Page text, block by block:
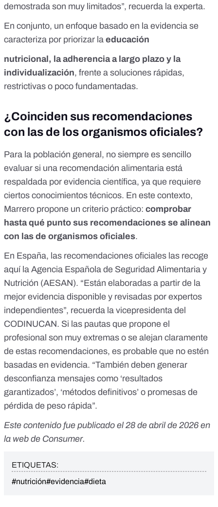
demostrada son muy limitados”, recuerda la experta.
En conjunto, un enfoque basado en la evidencia se
caracteriza por priorizar la educación
nutricional, la adherencia a largo plazo y la
individualización, frente a soluciones rápidas,
restrictivas o poco fundamentadas.
¿Coinciden sus recomendaciones
con las de los organismos oficiales?
Para la población general, no siempre es sencillo
evaluar si una recomendación alimentaria está
respaldada por evidencia científica, ya que requiere
ciertos conocimientos técnicos. En este contexto,
Marrero propone un criterio práctico: comprobar
hasta qué punto sus recomendaciones se alinean
con las de organismos oficiales.
En España, las recomendaciones oficiales las recoge
aquíla Agencia Española de Seguridad Alimentaria y
Nutrición (AESAN). “Están elaboradas a partir de la
mejor evidencia disponible y revisadas por expertos
independientes”, recuerda la vicepresidenta del
CODINUCAN. Si las pautas que propone el
profesional son muy extremas o se alejan claramente
de estas recomendaciones, es probable que no estén
basadas en evidencia. “También deben generar
desconfianza mensajes como ‘resultados
garantizados’, ‘métodos definitivos’ o promesas de
pérdida de peso rápida”.
Este contenido fue publicado el 28 de abril de 2026 en
la web de Consumer.
ETIQUETAS:
#nutrición#evidencia#dieta